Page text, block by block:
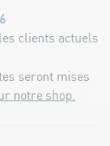
clients actuels
seront mises
notre shop.